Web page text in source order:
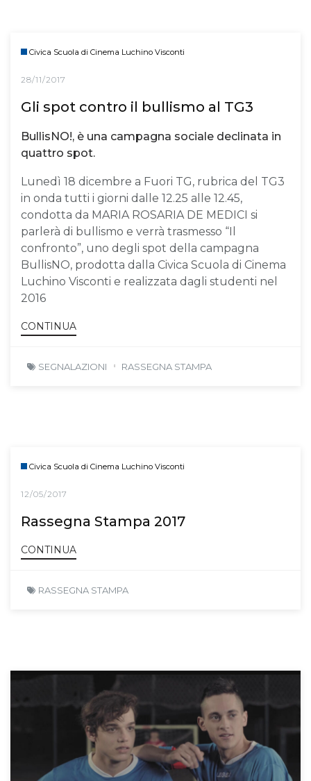
Civica Scuola di Cinema Luchino Visconti
28/11/2017
Gli spot contro il bullismo al TG3
BullisNO!, è una campagna sociale declinata in
quattro spot.
Lunedì 18 dicembre a Fuori TG, rubrica del TG3
in onda tutti i giorni dalle 12.25 alle 12.45,
condotta da MARIA ROSARIA DE MEDICI si
parlerà di bullismo e verrà trasmesso “Il
confronto”, uno degli spot della campagna
BullisNO, prodotta dalla Civica Scuola di Cinema
Luchino Visconti e realizzata dagli studenti nel
2016
CONTINUA
SEGNALAZIONI RASSEGNA STAMPA
Civica Scuola di Cinema Luchino Visconti
12/05/2017
Rassegna Stampa 2017
CONTINUA
RASSEGNA STAMPA